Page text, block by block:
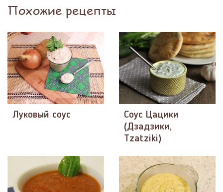
Похожие рецепты
Луковый соус
Соус Цацики
(Дзадзики,
Tzatziki)